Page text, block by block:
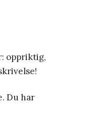
oppriktig,
Du har